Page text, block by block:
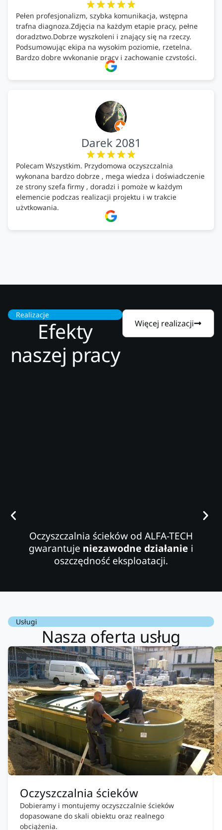
Pełen profesjonalizm, szybka komunikacja, wstępna
trafna diagnoza.Zdjęcia na każdym etapie pracy, pełne
doradztwo.Dobrze wyszkoleni i znający się na rzeczy.
Podsumowując ekipa na wysokim poziomie, rzetelna.
Bardzo dobre wykonanie pracy i zachowanie czystości.
Darek 2081
Polecam Wszystkim. Przydomowa oczyszczalnia
wykonana bardzo dobrze , mega wiedza i doświadczenie
ze strony szefa firmy , doradzi i pomoże w każdym
elemencie podczas realizacji projektu i w trakcie
użytkowania.
Firma godna zaufania. Tak trzymać!
Realizacje
Efekty
naszej pracy
Więcej realizacji
Oczyszczalnia ścieków od ALFA-TECH
gwarantuje niezawodne działanie i
oszczędność eksploatacji.
Usługi
Nasza oferta usług
Oczyszczalnia ścieków
Dobieramy i montujemy oczyszczalnie ścieków
dopasowane do skali obiektu oraz realnego
obciążenia.